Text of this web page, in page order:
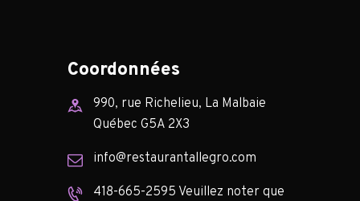
Coordonnées
990, rue Richelieu, La Malbaie
Québec G5A 2X3
info@restaurantallegro.com
418-665-2595 Veuillez noter que